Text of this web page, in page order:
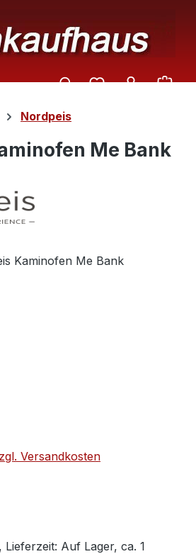
Nordpeis
Me Bank
Versandkosten
Auf Lager, ca. 1